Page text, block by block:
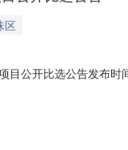
区
目公开比选公告发布
地点：广州市荔湾区